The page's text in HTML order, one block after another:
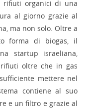
rifiuti organici di una
al giorno grazie al
ma non solo. Oltre a
forma di biogas, il
startup israeliana,
oltre che in gas
mettere nel
contiene al suo
e un filtro e grazie al